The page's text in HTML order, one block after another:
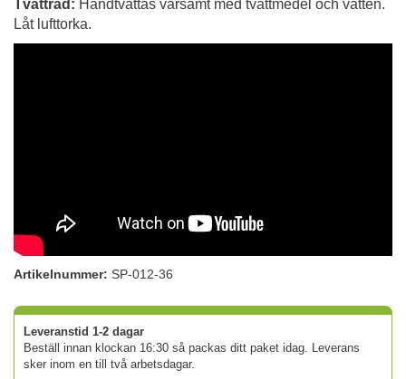
Tvättråd: Handtvättas varsamt med tvättmedel och vatten.
Låt lufttorka.
Artikelnummer: SP-012-36
Leveranstid 1-2 dagar
Beställ innan klockan 16:30 så packas ditt paket idag. Leverans
sker inom en till två arbetsdagar.